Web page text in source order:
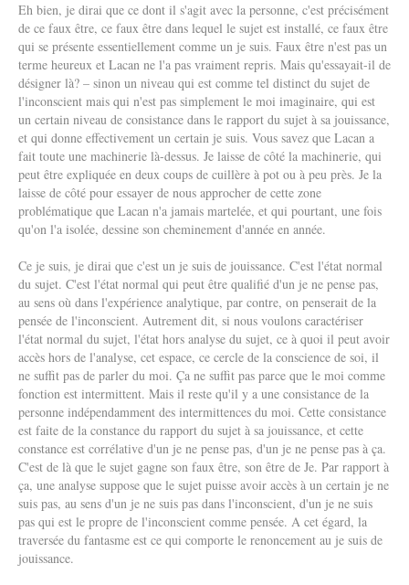
Eh bien, je dirai que ce dont il s'agit avec la personne, c'est précisément
de ce faux être, ce faux être dans lequel le sujet est installé, ce faux être
qui se présente essentiellement comme un je suis. Faux être n'est pas un
terme heureux et Lacan ne l'a pas vraiment repris. Mais qu'essayait-il de
désigner là? – sinon un niveau qui est comme tel distinct du sujet de
l'inconscient mais qui n'est pas simplement le moi imaginaire, qui est
un certain niveau de consistance dans le rapport du sujet à sa jouissance,
et qui donne effectivement un certain je suis. Vous savez que Lacan a
fait toute une machinerie là-dessus. Je laisse de côté la machinerie, qui
peut être expliquée en deux coups de cuillère à pot ou à peu près. Je la
laisse de côté pour essayer de nous approcher de cette zone
problématique que Lacan n'a jamais martelée, et qui pourtant, une fois
qu'on l'a isolée, dessine son cheminement d'année en année.
Ce je suis, je dirai que c'est un je suis de jouissance. C'est l'état normal
du sujet. C'est l'état normal qui peut être qualifié d'un je ne pense pas,
au sens où dans l'expérience analytique, par contre, on penserait de la
pensée de l'inconscient. Autrement dit, si nous voulons caractériser
l'état normal du sujet, l'état hors analyse du sujet, ce à quoi il peut avoir
accès hors de l'analyse, cet espace, ce cercle de la conscience de soi, il
ne suffit pas de parler du moi. Ça ne suffit pas parce que le moi comme
fonction est intermittent. Mais il reste qu'il y a une consistance de la
personne indépendamment des intermittences du moi. Cette consistance
est faite de la constance du rapport du sujet à sa jouissance, et cette
constance est corrélative d'un je ne pense pas, d'un je ne pense pas à ça.
C'est de là que le sujet gagne son faux être, son être de Je. Par rapport à
ça, une analyse suppose que le sujet puisse avoir accès à un certain je ne
suis pas, au sens d'un je ne suis pas dans l'inconscient, d'un je ne suis
pas qui est le propre de l'inconscient comme pensée. A cet égard, la
traversée du fantasme est ce qui comporte le renoncement au je suis de
jouissance.